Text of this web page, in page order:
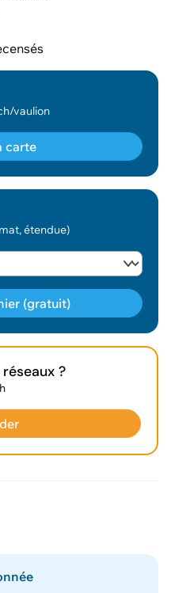
vaulion
carte
étendue)
(gratuit)
panier !
?